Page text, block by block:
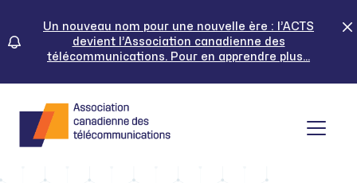
content
Un nouveau nom pour une nouvelle ère : l’ACTS
devient l’Association canadienne des
télécommunications. Pour en apprendre plus...